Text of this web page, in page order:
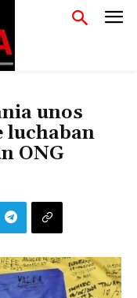
unos
luchaban
ONG